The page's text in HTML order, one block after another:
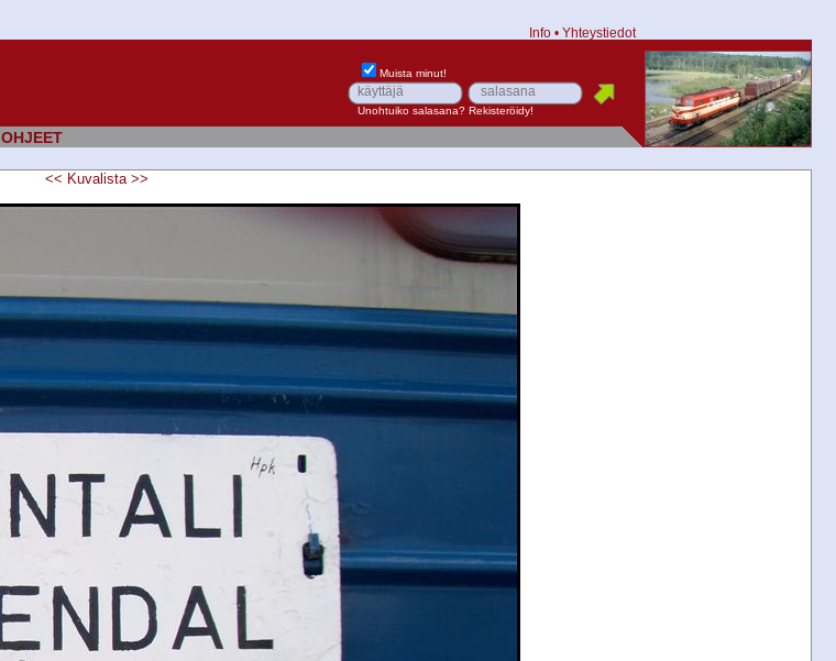
OHJEET
Info • Yhteystiedot
Muista minut!
Unohtuiko salasana? Rekisteröidy!
<< Kuvalista >>